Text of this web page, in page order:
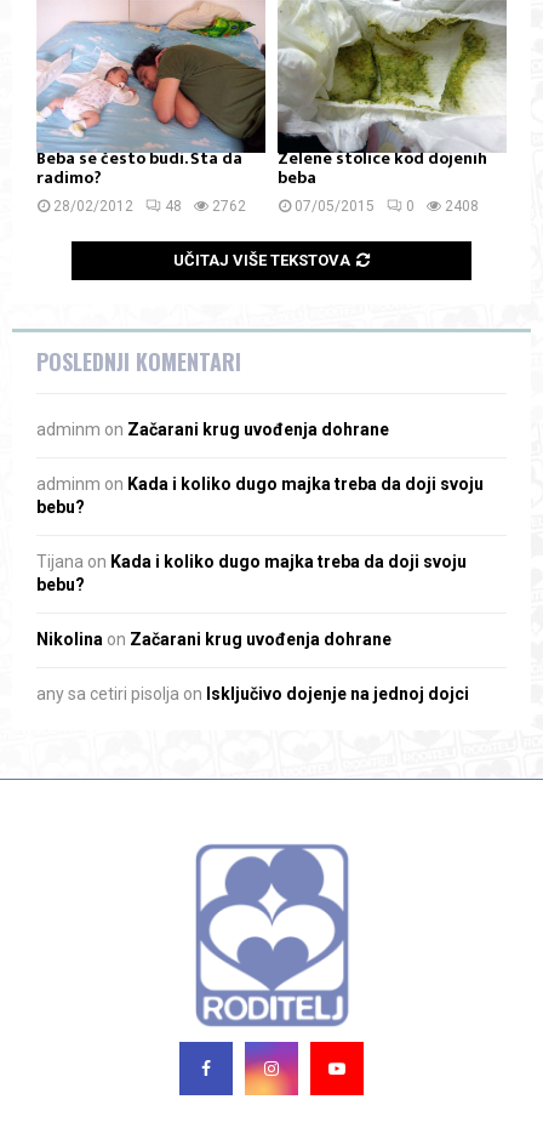
Beba se često budi. Šta da
radimo?
28/02/2012 48 2762
Zelene stolice kod dojenih
beba
07/05/2015 0 2408
UČITAJ VIŠE TEKSTOVA
POSLEDNJI KOMENTARI
adminm on Začarani krug uvođenja dohrane
adminm on Kada i koliko dugo majka treba da doji svoju
bebu?
Tijana on Kada i koliko dugo majka treba da doji svoju
bebu?
Nikolina on Začarani krug uvođenja dohrane
any sa cetiri pisolja on Isključivo dojenje na jednoj dojci